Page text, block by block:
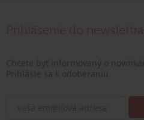
Prihlásenie do newslettra